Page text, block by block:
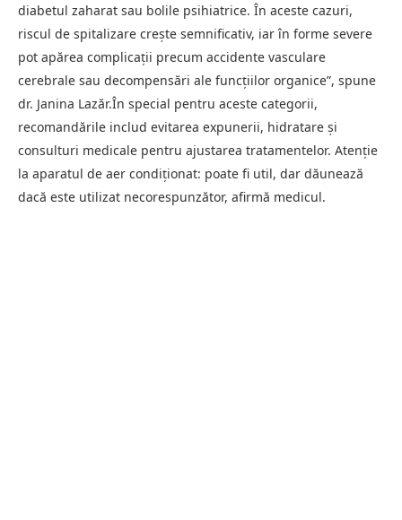
diabetul zaharat sau bolile psihiatrice. În aceste cazuri,
riscul de spitalizare creşte semnificativ, iar în forme severe
pot apărea complicaţii precum accidente vasculare
cerebrale sau decompensări ale funcţiilor organice”, spune
dr. Janina Lazăr.În special pentru aceste categorii,
recomandările includ evitarea expunerii, hidratare şi
consulturi medicale pentru ajustarea tratamentelor. Atenţie
la aparatul de aer condiţionat: poate fi util, dar dăunează
dacă este utilizat necorespunzător, afirmă medicul.